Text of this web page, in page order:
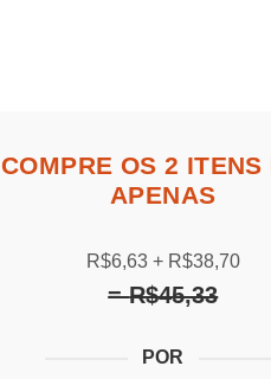
COMPRE OS 2 ITENS
APENAS
R$6,63 R$38,70
R$45,33